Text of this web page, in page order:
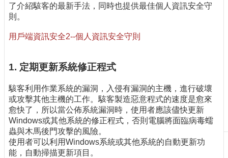
關
於
我
們
版
刊
物
校
務
服
務
了介紹駭客的最新手法，同時也提供最佳個人資訊安全守
則。
用戶端資訊安全2--個人資訊安全守則
1. 定期更新系統修正程式
駭客利用作業系統的漏洞，入侵有漏洞的主機，進行破壞
或攻擊其他主機的工作。駭客製造惡意程式的速度是愈來
愈快了，所以當公佈系統漏洞時，使用者應該儘快更新
Windows或其他系統的修正程式，否則電腦將面臨病毒蠕
蟲與木馬後門攻擊的風險。
使用者可以利用Windows系統或其他系統的自動更新功
能，自動掃描更新項目。